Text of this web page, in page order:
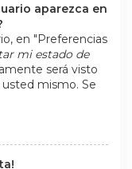
aparezca en
en "Preferencias
mi estado de
será visto
mismo. Se